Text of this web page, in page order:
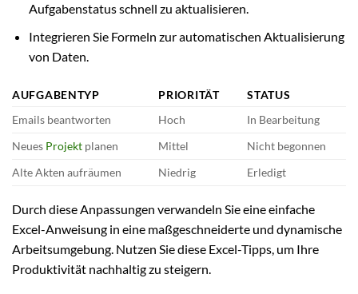
Aufgabenstatus schnell zu aktualisieren.
Integrieren Sie Formeln zur automatischen Aktualisierung
von Daten.
AUFGABENTYP PRIORITÄT
STATUS
Emails beantworten
Hoch
In Bearbeitung
Neues Projekt planen Mittel
Nicht begonnen
Alte Akten aufräumen
Niedrig Erledigt
Durch diese Anpassungen verwandeln Sie eine einfache
Excel-Anweisung in eine maßgeschneiderte und dynamische
Arbeitsumgebung. Nutzen Sie diese Excel-Tipps, um Ihre
Produktivität nachhaltig zu steigern.